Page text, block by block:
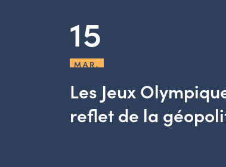
15
MAR.
Les Jeux
reflet de la